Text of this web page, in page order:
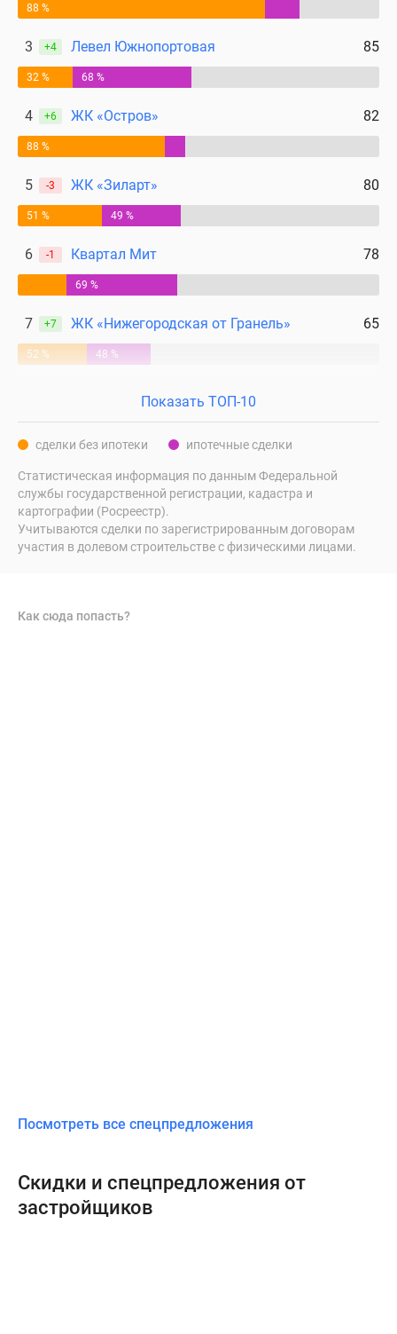
88 %
3 +4 Левел Южнопортовая 85
32 % 68 %
4 +6 ЖК «Остров» 82
88 %
5 -3 ЖК «Зиларт» 80
51 % 49 %
6 -1 Квартал Мит 78
69 %
7 +7 ЖК «Нижегородская от Гранель» 65
52 % 48 %
Показать ТОП-10
сделки без ипотеки ипотечные сделки
Статистическая информация по данным Федеральной
службы государственной регистрации, кадастра и
картографии (Росреестр).
Учитываются сделки по зарегистрированным договорам
участия в долевом строительстве с физическими лицами.
Как сюда попасть?
Посмотреть все спецпредложения
Скидки и спецпредложения от
застройщиков